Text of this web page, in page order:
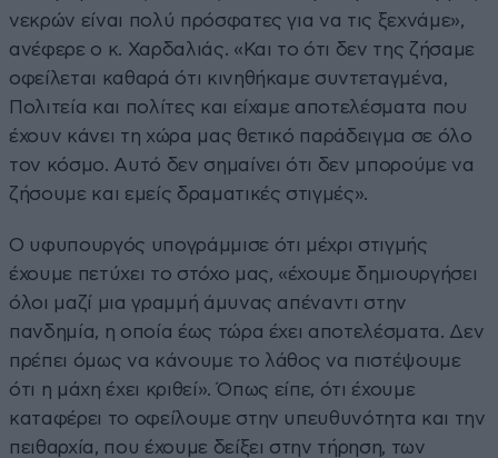
νεκρών είναι πολύ πρόσφατες για να τις ξεχνάμε»,
ανέφερε ο κ. Χαρδαλιάς. «Και το ότι δεν της ζήσαμε
οφείλεται καθαρά ότι κινηθήκαμε συντεταγμένα,
Πολιτεία και πολίτες και είχαμε αποτελέσματα που
έχουν κάνει τη χώρα μας θετικό παράδειγμα σε όλο
τον κόσμο. Αυτό δεν σημαίνει ότι δεν μπορούμε να
ζήσουμε και εμείς δραματικές στιγμές».
Ο υφυπουργός υπογράμμισε ότι μέχρι στιγμής
έχουμε πετύχει το στόχο μας, «έχουμε δημιουργήσει
όλοι μαζί μια γραμμή άμυνας απέναντι στην
πανδημία, η οποία έως τώρα έχει αποτελέσματα. Δεν
πρέπει όμως να κάνουμε το λάθος να πιστέψουμε
ότι η μάχη έχει κριθεί». Όπως είπε, ότι έχουμε
καταφέρει το οφείλουμε στην υπευθυνότητα και την
πειθαρχία, που έχουμε δείξει στην τήρηση, των